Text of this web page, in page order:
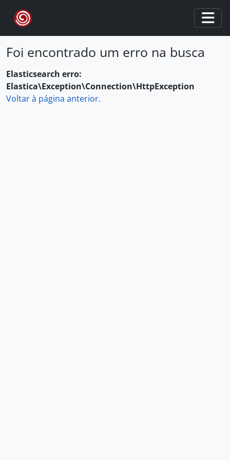
Skip to main content
Foi encontrado um erro na busca
Elasticsearch erro:
Elastica\Exception\Connection\HttpException
Voltar à página anterior.